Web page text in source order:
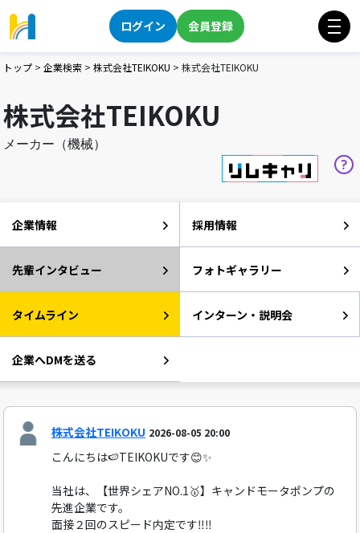
ログイン 会員登録
トップ > 企業検索 > 株式会社TEIKOKU > 株式会社TEIKOKU
株式会社TEIKOKU
メーカー（機械）
企業情報 採用情報
先輩インタビュー フォトギャラリー
タイムライン インターン・説明会
企業へDMを送る
株式会社TEIKOKU 2026-08-05 20:00
こんにちは🍉TEIKOKUです😊✨
当社は、【世界シェアNO.1🥇】キャンドモータポンプの
先進企業です。
面接２回のスピード内定です‼️‼️